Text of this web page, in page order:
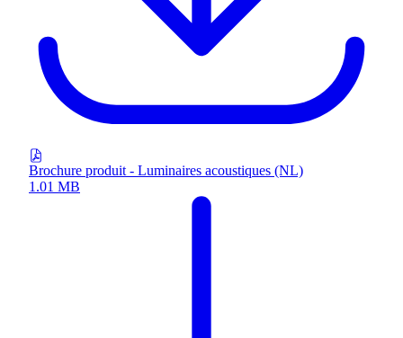
Brochure produit - Luminaires acoustiques (NL)
1.01 MB